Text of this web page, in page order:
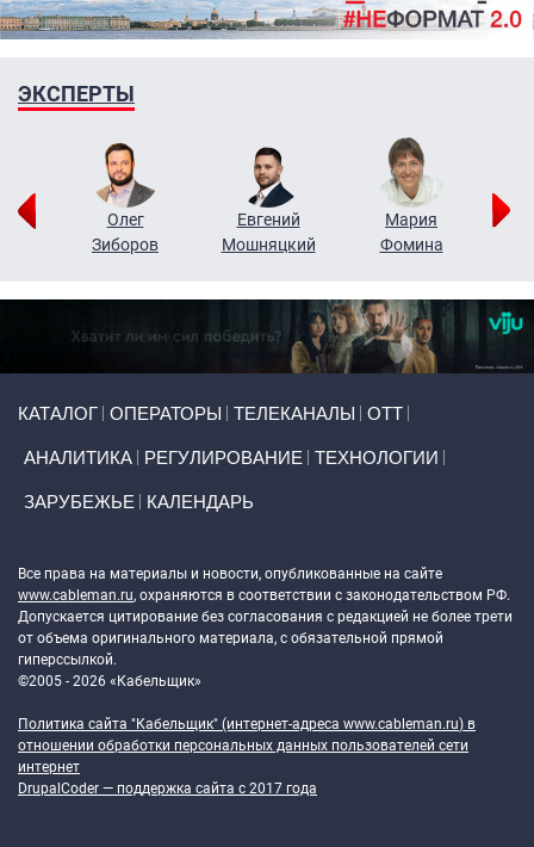
ЭКСПЕРТЫ
Олег
Зиборов
Евгений
Мошняцкий
Мария
Фомина
КАТАЛОГ ОПЕРАТОРЫ ТЕЛЕКАНАЛЫ ОТТ
АНАЛИТИКА РЕГУЛИРОВАНИЕ ТЕХНОЛОГИИ
ЗАРУБЕЖЬЕ КАЛЕНДАРЬ
Все права на материалы и новости, опубликованные на сайте
www.cableman.ru, охраняются в соответствии с законодательством РФ.
Допускается цитирование без согласования с редакцией не более трети
от объема оригинального материала, с обязательной прямой
гиперссылкой.
©2005 - 2026 «Кабельщик»
Политика сайта "Кабельщик" (интернет-адреса www.cableman.ru) в
отношении обработки персональных данных пользователей сети
интернет
DrupalCoder — поддержка сайта c 2017 года